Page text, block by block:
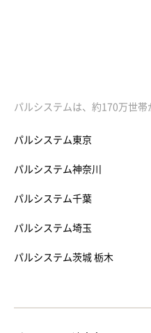
パルシステムは、約170万世
パルシステム東京
パルシステム神奈川
パルシステム千葉
パルシステム埼玉
パルシステム茨城 栃木